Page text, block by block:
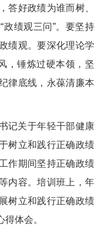
答好政绩为谁而树、
绩观三问”。要坚持
绩观。要深化理论学
，锤炼过硬本领，坚
律底线，永葆清廉本
记关于年轻干部健康
树立和践行正确政绩
作期间坚持正确政绩
内容。培训班上，年
树立和践行正确政绩
体会。